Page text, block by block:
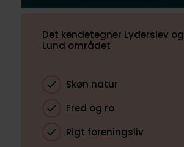
Det kendetegner Lyderslev og
Lund området
Skøn natur
Fred og ro
Rigt foreningsliv